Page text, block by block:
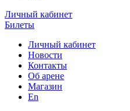
Личный кабинет
Билеты
Личный кабинет
Новости
Контакты
Об арене
Магазин
En